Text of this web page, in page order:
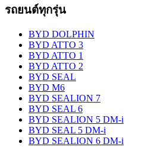
รถยนต์ทุกรุ่น
BYD DOLPHIN
BYD ATTO 3
BYD ATTO 1
BYD ATTO 2
BYD SEAL
BYD M6
BYD SEALION 7
BYD SEAL 6
BYD SEALION 5 DM-i
BYD SEAL 5 DM-i
BYD SEALION 6 DM-i